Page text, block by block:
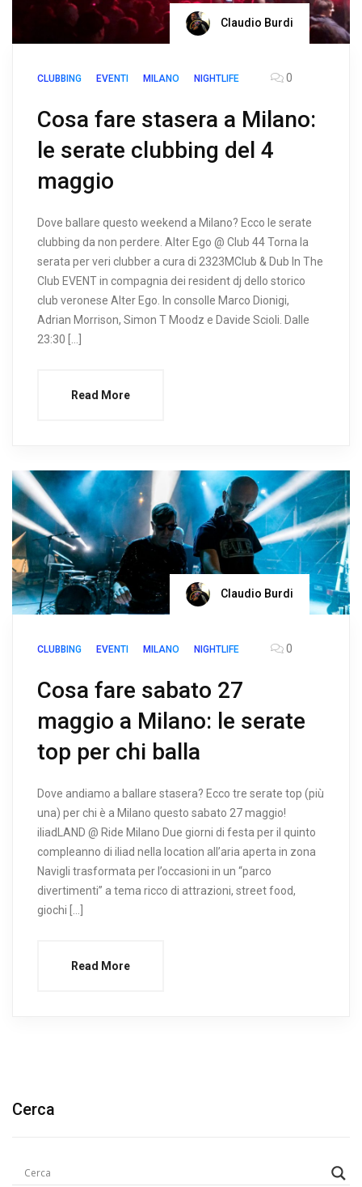
Claudio Burdi
CLUBBING EVENTI MILANO NIGHTLIFE 0
Cosa fare stasera a Milano:
le serate clubbing del 4
maggio
Dove ballare questo weekend a Milano? Ecco le serate
clubbing da non perdere. Alter Ego @ Club 44 Torna la
serata per veri clubber a cura di 2323MClub & Dub In The
Club EVENT in compagnia dei resident dj dello storico
club veronese Alter Ego. In consolle Marco Dionigi,
Adrian Morrison, Simon T Moodz e Davide Scioli. Dalle
23:30 […]
Read More
Claudio Burdi
CLUBBING EVENTI MILANO NIGHTLIFE 0
Cosa fare sabato 27
maggio a Milano: le serate
top per chi balla
Dove andiamo a ballare stasera? Ecco tre serate top (più
una) per chi è a Milano questo sabato 27 maggio!
iliadLAND @ Ride Milano Due giorni di festa per il quinto
compleanno di iliad nella location all’aria aperta in zona
Navigli trasformata per l’occasioni in un “parco
divertimenti” a tema ricco di attrazioni, street food,
giochi […]
Read More
Cerca